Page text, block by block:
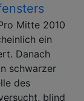
Mitte 2010
ein
Danach
schwarzer
des
blind